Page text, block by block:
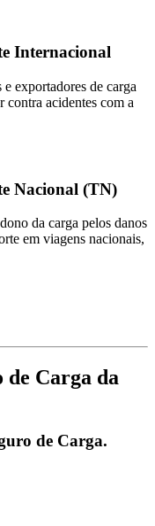
Internacional
exportadores de carga
contra acidentes com a
Nacional (TN)
da carga pelos danos
em viagens nacionais,
de Carga da
de Carga.